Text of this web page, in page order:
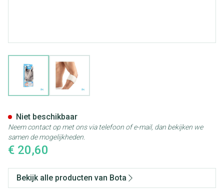
View larger imageView larger image
€ 20,60
Niet beschikbaar
Neem contact op met ons via telefoon of e-mail, dan bekijken we
samen de mogelijkheden.
Bekijk alle producten van Bota